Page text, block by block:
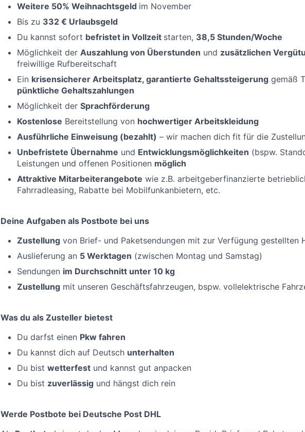
Weitere 50% Weihnachtsgeld im November
Bis zu 332 € Urlaubsgeld
Du kannst sofort befristet in Vollzeit starten, 38,5 Stunden/Woche
Möglichkeit der Auszahlung von Überstunden und zusätzlichen
freiwillige Rufbereitschaft
Ein krisensicherer Arbeitsplatz, garantierte Gehaltssteigerung gemäß
pünktliche Gehaltszahlungen
Möglichkeit der Sprachförderung
Kostenlose Bereitstellung von hochwertiger Arbeitskleidung
Ausführliche Einweisung (bezahlt) – wir machen dich fit für die
Unbefristete Übernahme und Entwicklungsmöglichkeiten (bspw.
Leistungen und offenen Positionen möglich
Attraktive Mitarbeiterangebote wie z.B. arbeitgeberfinanzierte
Fahrradleasing, Rabatte bei Mobilfunkanbietern, etc.
Deine Aufgaben als Postbote bei uns
Zustellung von Brief- und Paketsendungen mit zur Verfügung gestellten
Auslieferung an 5 Werktagen (zwischen Montag und Samstag)
Sendungen im Durchschnitt unter 10 kg
Zustellung mit unseren Geschäftsfahrzeugen, bspw. vollelektrische
Was du als Zusteller bietest
Du darfst einen Pkw fahren
Du kannst dich auf Deutsch unterhalten
Du bist wetterfest und kannst gut anpacken
Du bist zuverlässig und hängst dich rein
Werde Postbote bei Deutsche Post DHL